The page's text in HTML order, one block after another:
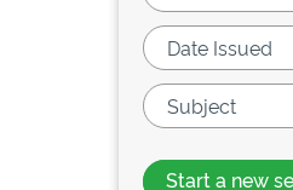
Start a new